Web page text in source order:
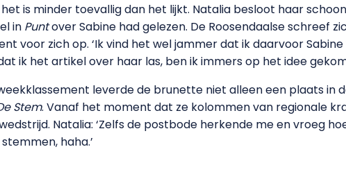
is minder toevallig dan het lijkt. Natalia besloot haar
in Puntover Sabine had gelezen. De Roosendaalse schreef
voor zich op. ‘Ik vind het wel jammer dat ik daarvoor
ik het artikel over haar las, ben ik immers op het idee
leverde de brunette niet alleen een plaats in
Stem. Vanaf het moment dat ze kolommen van regionale
Natalia: ‘Zelfs de postbode herkende me en vroeg
haha.’